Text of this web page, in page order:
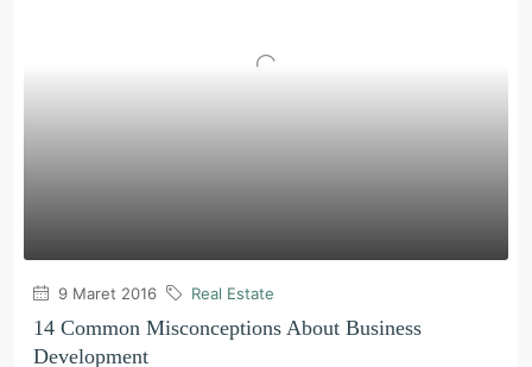
9 Maret 2016 Real Estate
14 Common Misconceptions About Business
Development